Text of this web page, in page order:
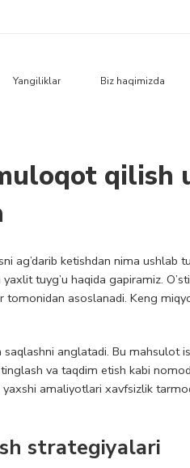
Yangiliklar Biz haqimizda
qilish
ag’darib ketishdan nima ushlab
tuyg’u haqida gapiramiz.
asoslanadi. Keng
anglatadi. Bu mahsulot
va taqdim etish kabi
amaliyotlari xavfsizlik
strategiyalari